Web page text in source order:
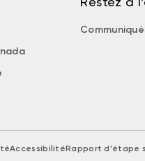
AccessibilitéRapport d'étape